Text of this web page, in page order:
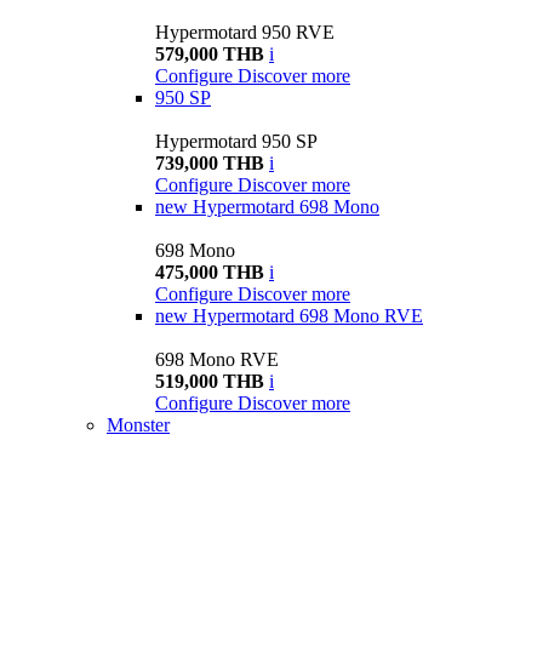
Hypermotard 950 RVE
579,000 THB i
Configure Discover more
950 SP
Hypermotard 950 SP
739,000 THB i
Configure Discover more
new Hypermotard 698 Mono
698 Mono
475,000 THB i
Configure Discover more
new Hypermotard 698 Mono RVE
698 Mono RVE
519,000 THB i
Configure Discover more
Monster